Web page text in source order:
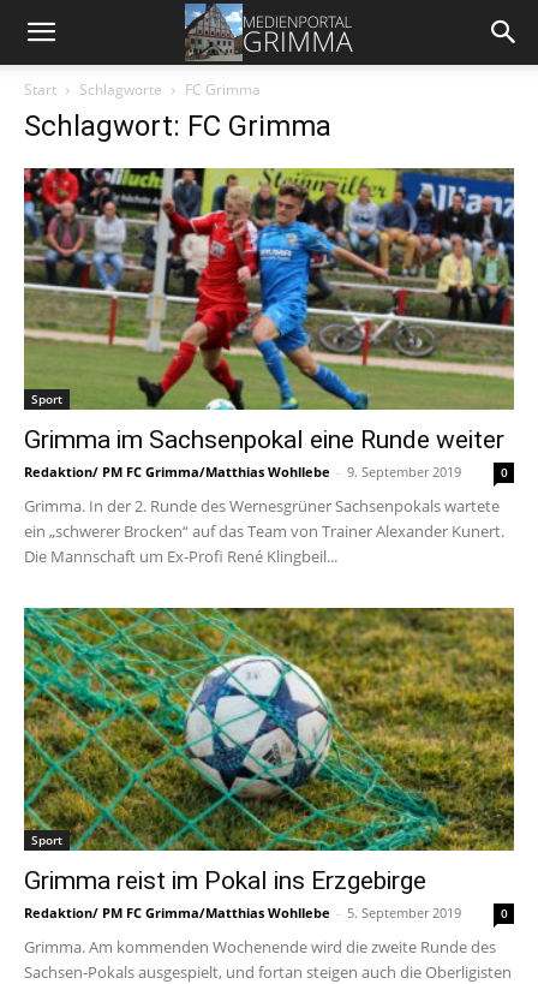
Start Schlagworte FC Grimma
Schlagwort: FC Grimma
Sport
Grimma im Sachsenpokal eine Runde weiter
Redaktion/ PM FC Grimma/Matthias Wohllebe - 9. September 2019 0
Grimma. In der 2. Runde des Wernesgrüner Sachsenpokals wartete
ein „schwerer Brocken“ auf das Team von Trainer Alexander Kunert.
Die Mannschaft um Ex-Profi René Klingbeil...
Sport
Grimma reist im Pokal ins Erzgebirge
Redaktion/ PM FC Grimma/Matthias Wohllebe - 5. September 2019 0
Grimma. Am kommenden Wochenende wird die zweite Runde des
Sachsen-Pokals ausgespielt, und fortan steigen auch die Oberligisten